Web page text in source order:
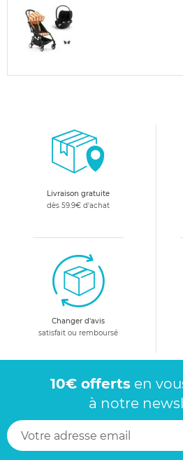
Livraison gratuite
dès 59.9€ d'achat
Changer d'avis
satisfait ou remboursé
10€ offerts en
à notre